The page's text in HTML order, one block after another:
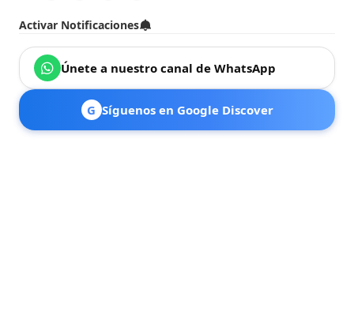
Activar Notificaciones
Únete a nuestro canal de WhatsApp
G Síguenos en Google Discover